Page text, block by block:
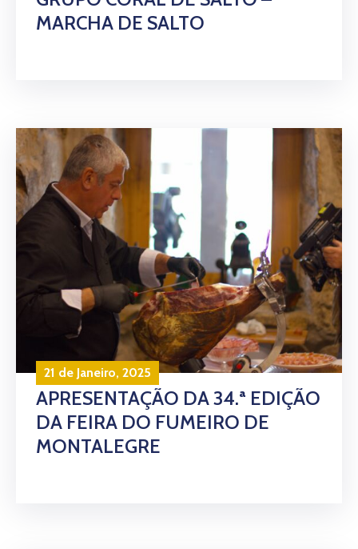
MARCHA DE SALTO
21 de Janeiro, 2025
APRESENTAÇÃO DA 34.ª EDIÇÃO
DA FEIRA DO FUMEIRO DE
MONTALEGRE